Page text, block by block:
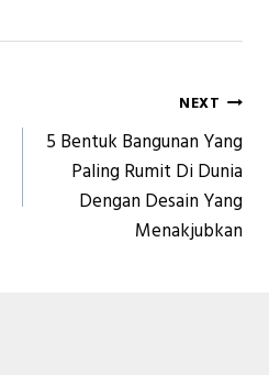
NEXT
5 Bentuk Bangunan Yang
Paling Rumit Di Dunia
Dengan Desain Yang
Menakjubkan